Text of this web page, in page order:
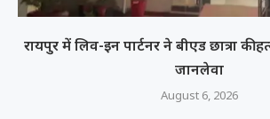
रायपुर में लिव-इन पार्टनर ने बीएड छात्रा की
जानलेवा
August 6, 2026